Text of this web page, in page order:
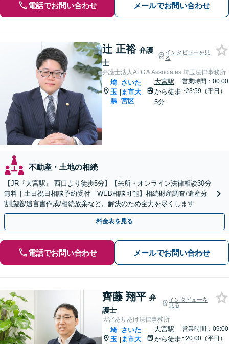
電話でお問い合わせ メールでお問い合わせ
辻 正裕 弁護
士
インタビューを見
る
弁護士法人ALG＆Associates 埼玉法律事務所
埼
玉
県
|
さいた
ま市大
宮区
大宮駅
から徒歩
5分
営業時間：00:00
~23:59（平日）
不動産・土地の相続
【JR『大宮駅』 西口より徒歩5分】【来所・オンライン法律相談30分
無料｜土日祝日相談予約受付｜WEB相談可能】相続財産調査/遺産分
割協議/遺言書作成/相続放棄など、解決のため全力を尽くします
料金表を見る
電話でお問い合わせ メールでお問い合わせ
齊藤 翔平 弁
護士
インタビューを
見る
大宮ありあけ法律事務所
埼
玉 |
さいた
ま市大
大宮駅
から徒歩
営業時間：09:00
~20:00（平日）